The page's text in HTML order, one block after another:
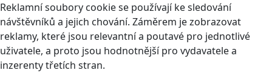
Reklamní soubory cookie se používají ke sledování
návštěvníků a jejich chování. Záměrem je zobrazovat
reklamy, které jsou relevantní a poutavé pro jednotlivé
uživatele, a proto jsou hodnotnější pro vydavatele a
inzerenty třetích stran.